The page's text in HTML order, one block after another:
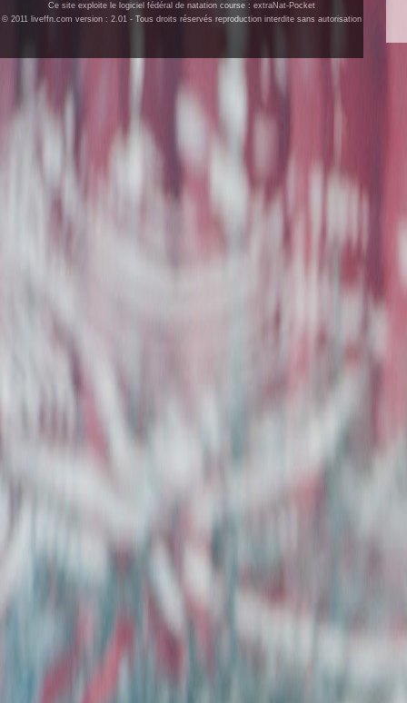
Ce site exploite le logiciel fédéral de natation course : extraNat-Pocket
© 2011 liveffn.com version : 2.01 - Tous droits réservés reproduction interdite sans autorisation